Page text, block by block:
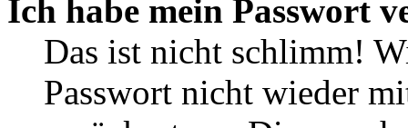
Ich habe mein Passwort
Das ist nicht schlimm!
Passwort nicht wieder